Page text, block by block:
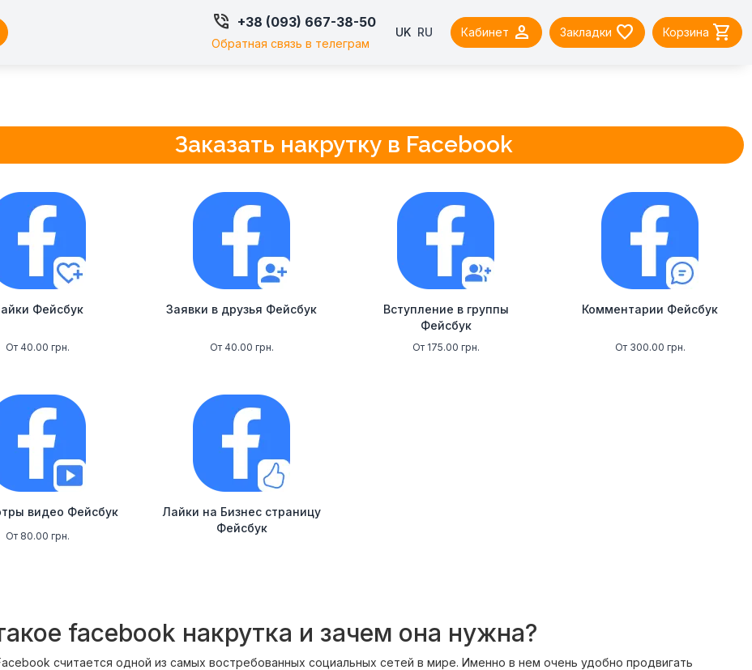
 +38 (093) 667-38-50
Обратная связь в телеграм
UK RU Кабинет  Закладки  Корзина 
Заказать накрутку в Facebook
Фейсбук
От 40.00 грн.
Заявки в друзья Фейсбук
От 40.00 грн.
Вступление в группы
Фейсбук
От 175.00 грн.
Комментарии Фейсбук
От 300.00 грн.
видео Фейсбук
От 80.00 грн.
Лайки на Бизнес страницу
Фейсбук
facebook накрутка и зачем она нужна?
считается одной из самых востребованных социальных сетей в мире. Именно в нем очень удобно продвигать